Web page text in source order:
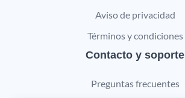
Aviso de privacidad
Términos y condiciones
Contacto y soporte
Preguntas frecuentes